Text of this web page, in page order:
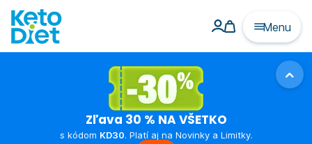
Menu
Zľava 30 % NA VŠETKO
s kódom KD30. Platí aj na Novinky a Limitky.